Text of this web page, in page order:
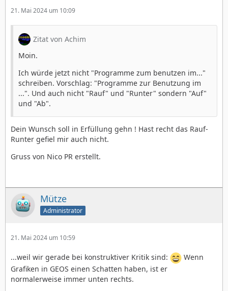
21. Mai 2024 um 10:09
Zitat von Achim
Moin.
Ich würde jetzt nicht "Programme zum benutzen im..."
schreiben. Vorschlag: "Programme zur Benutzung im
...". Und auch nicht "Rauf" und "Runter" sondern "Auf"
und "Ab".
Dein Wunsch soll in Erfüllung gehn ! Hast recht das Rauf-
Runter gefiel mir auch nicht.
Gruss von Nico PR erstellt.
Mütze
Administrator
21. Mai 2024 um 10:59
...weil wir gerade bei konstruktiver Kritik sind:
Wenn
Grafiken in GEOS einen Schatten haben, ist er
normalerweise immer unten rechts.